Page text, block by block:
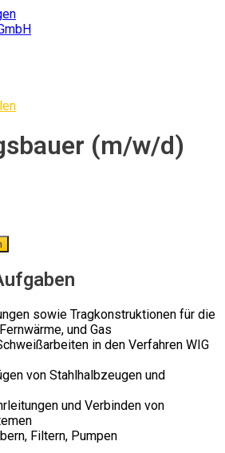
(m/w/d)
sowie Tragkonstruktionen für die
und Gas
in den Verfahren WIG
von Stahlhalbzeugen und
und Verbinden von
Filtern, Pumpen